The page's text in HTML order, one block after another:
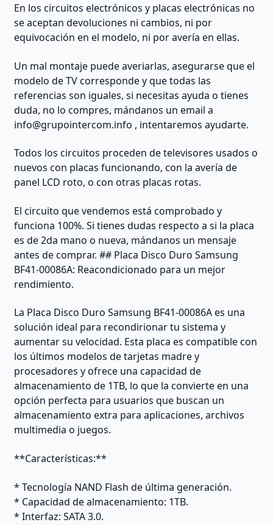
En los circuitos electrónicos y placas electrónicas no
se aceptan devoluciones ni cambios, ni por
equivocación en el modelo, ni por avería en ellas.
Un mal montaje puede averiarlas, asegurarse que el
modelo de TV corresponde y que todas las
referencias son iguales, si necesitas ayuda o tienes
duda, no lo compres, mándanos un email a
info@grupointercom.info , intentaremos ayudarte.
Todos los circuitos proceden de televisores usados o
nuevos con placas funcionando, con la avería de
panel LCD roto, o con otras placas rotas.
El circuito que vendemos está comprobado y
funciona 100%. Si tienes dudas respecto a si la placa
es de 2da mano o nueva, mándanos un mensaje
antes de comprar. ## Placa Disco Duro Samsung
BF41-00086A: Reacondicionado para un mejor
rendimiento.
La Placa Disco Duro Samsung BF41-00086A es una
solución ideal para recondirionar tu sistema y
aumentar su velocidad. Esta placa es compatible con
los últimos modelos de tarjetas madre y
procesadores y ofrece una capacidad de
almacenamiento de 1TB, lo que la convierte en una
opción perfecta para usuarios que buscan un
almacenamiento extra para aplicaciones, archivos
multimedia o juegos.
**Características:**
* Tecnología NAND Flash de última generación.
* Capacidad de almacenamiento: 1TB.
* Interfaz: SATA 3.0.